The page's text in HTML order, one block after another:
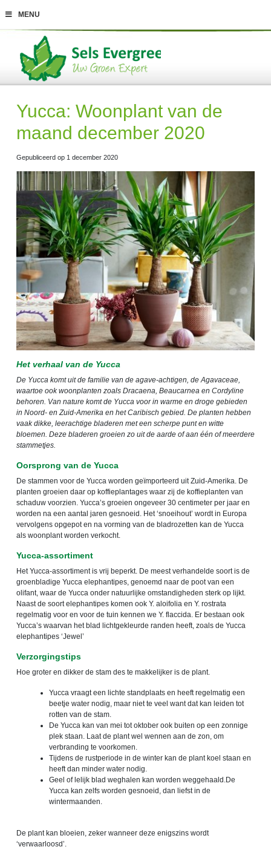
MENU
Yucca: Woonplant van de
maand december 2020
Gepubliceerd op 1 december 2020
Het verhaal van de Yucca
De Yucca komt uit de familie van de agave-achtigen, de Agavaceae,
waartoe ook woonplanten zoals Dracaena, Beaucarnea en Cordyline
behoren. Van nature komt de Yucca voor in warme en droge gebieden
in Noord- en Zuid-Amerika en het Caribisch gebied. De planten hebben
vaak dikke, leerachtige bladeren met een scherpe punt en witte
bloemen. Deze bladeren groeien zo uit de aarde of aan één of meerdere
stammetjes.
Oorsprong van de Yucca
De stammen voor de Yucca worden geïmporteerd uit Zuid-Amerika. De
planten groeien daar op koffieplantages waar zij de koffieplanten van
schaduw voorzien. Yucca’s groeien ongeveer 30 centimeter per jaar en
worden na een aantal jaren gesnoeid. Het‘snoeihout’ wordt in Europa
vervolgens opgepot en na vorming van de bladrozetten kan de Yucca
als woonplant worden verkocht.
Yucca-assortiment
Het Yucca-assortiment is vrij beperkt. De meest verhandelde soort is de
groenbladige Yucca elephantipes, genoemd naar de poot van een
olifant, waar de Yucca onder natuurlijke omstandigheden sterk op lijkt.
Naast de soort elephantipes komen ook Y. aloifolia en Y. rostrata
regelmatig voor en voor de tuin kennen we Y. flaccida. Er bestaan ook
Yucca’s waarvan het blad lichtgekleurde randen heeft, zoals de Yucca
elephantipes ‘Jewel’
Verzorgingstips
Hoe groter en dikker de stam des te makkelijker is de plant.
Yucca vraagt een lichte standplaats en heeft regelmatig een
beetje water nodig, maar niet te veel want dat kan leiden tot
rotten van de stam.
De Yucca kan van mei tot oktober ook buiten op een zonnige
plek staan. Laat de plant wel wennen aan de zon, om
verbranding te voorkomen.
Tijdens de rustperiode in de winter kan de plant koel staan en
heeft dan minder water nodig.
Geel of lelijk blad weghalen kan worden weggehaald.De
Yucca kan zelfs worden gesnoeid, dan liefst in de
wintermaanden.
De plant kan bloeien, zeker wanneer deze enigszins wordt
‘verwaarloosd’